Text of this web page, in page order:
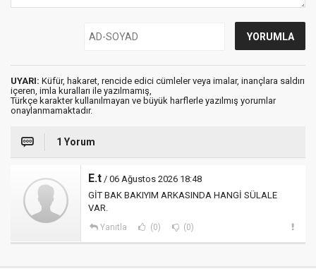
UYARI: Küfür, hakaret, rencide edici cümleler veya imalar, inançlara saldırı
içeren, imla kuralları ile yazılmamış,
Türkçe karakter kullanılmayan ve büyük harflerle yazılmış yorumlar
onaylanmamaktadır.
1 Yorum
E.t / 06 Ağustos 2026 18:48
GİT BAK BAKIYIM ARKASINDA HANGİ SÜLALE
VAR.
Yanıtla (0) (0)